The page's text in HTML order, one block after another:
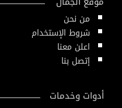
من نحن
شروط الإستخدام
اعلن معنا
إتصل بنا
أدوات وخدمات